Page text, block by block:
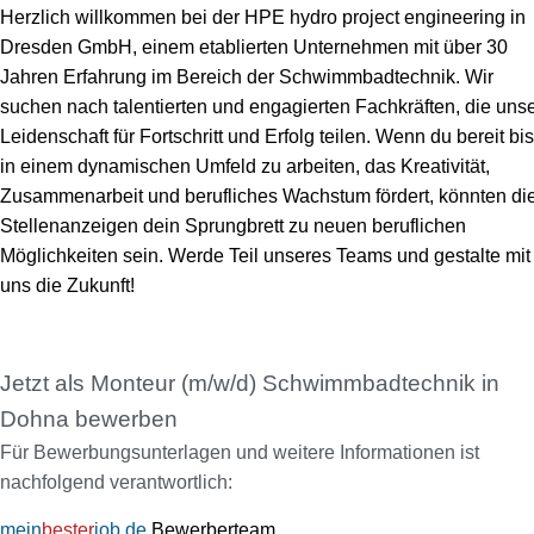
Herzlich willkommen bei der HPE hydro project engineering in
Dresden GmbH, einem etablierten Unternehmen mit über 30
Jahren Erfahrung im Bereich der Schwimmbadtechnik. Wir
suchen nach talentierten und engagierten Fachkräften, die
Leidenschaft für Fortschritt und Erfolg teilen. Wenn du bereit
in einem dynamischen Umfeld zu arbeiten, das Kreativität,
Zusammenarbeit und berufliches Wachstum fördert, könnten
Stellenanzeigen dein Sprungbrett zu neuen beruflichen
Möglichkeiten sein. Werde Teil unseres Teams und gestalte mit
uns die Zukunft!
Jetzt als Monteur (m/w/d) Schwimmbadtechnik in
Dohna bewerben
Für Bewerbungsunterlagen und weitere Informationen ist
nachfolgend verantwortlich:
meinbesterjob.de Bewerberteam